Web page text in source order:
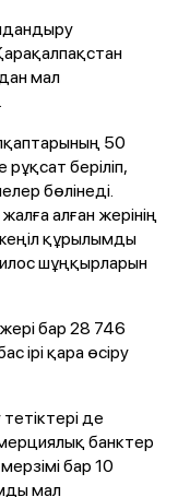
мал
50
беріліп,
бөлінеді.
алған жерінің
құрылымды
шұңқырларын
бар 28 746
ірі қара өсіру
де
банктер
бар 10
мал